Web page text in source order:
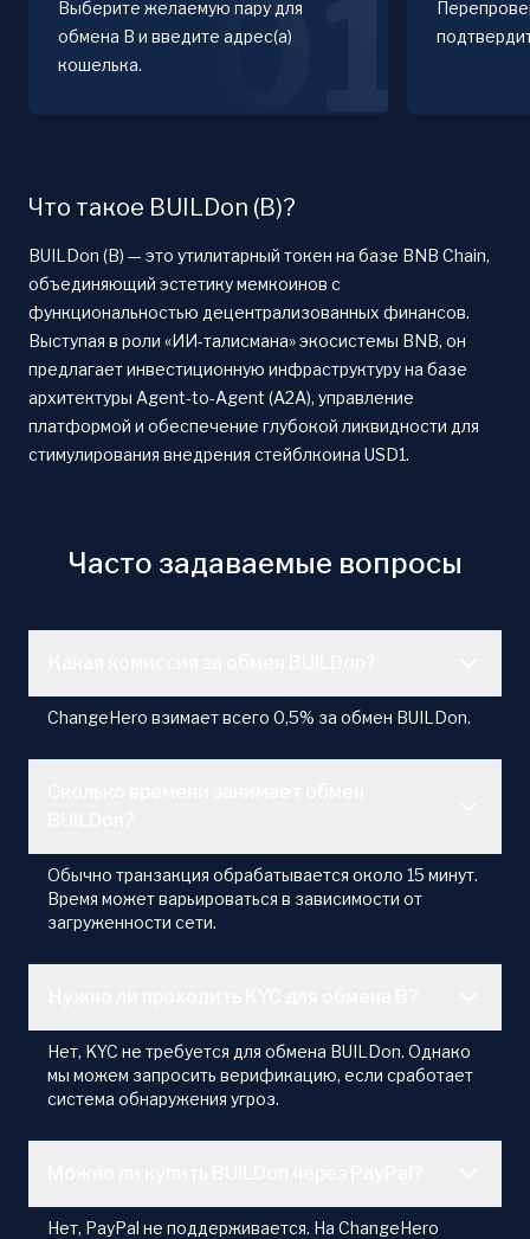
Выберите желаемую пару для
обмена B и введите адрес(а)
кошелька.
01
Что такое BUILDon (B)?
BUILDon (B) — это утилитарный токен на базе BNB Chain,
объединяющий эстетику мемкоинов с
функциональностью децентрализованных финансов.
Выступая в роли «ИИ-талисмана» экосистемы BNB, он
предлагает инвестиционную инфраструктуру на базе
архитектуры Agent-to-Agent (A2A), управление
платформой и обеспечение глубокой ликвидности для
стимулирования внедрения стейблкоина USD1.
Часто задаваемые вопросы
ChangeHero взимает всего 0,5% за обмен BUILDon.
Обычно транзакция обрабатывается около 15 минут.
Время может варьироваться в зависимости от
загруженности сети.
Нет, KYC не требуется для обмена BUILDon. Однако
мы можем запросить верификацию, если сработает
система обнаружения угроз.
Нет, PayPal не поддерживается. На ChangeHero